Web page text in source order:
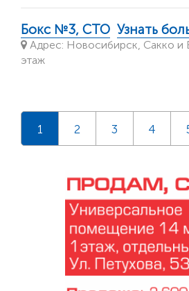
Бокс №3, СТО Узнать
Адрес: Новосибирск, Сакко и
этаж
1 2 3 4